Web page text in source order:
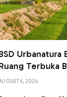
Urbanatura
Terbuka
6, 2026